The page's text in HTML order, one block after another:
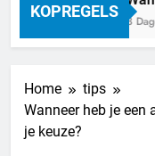
KOPREGELS
3
Home
tips
Wanneer heb je
je keuze?